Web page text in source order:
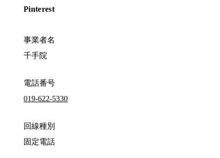
Pinterest
事業者名
千手院
電話番号
019-622-5330
回線種別
固定電話